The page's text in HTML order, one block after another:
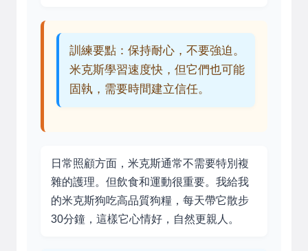
訓練要點：保持耐心，不要強迫。
米克斯學習速度快，但它們也可能
固執，需要時間建立信任。
日常照顧方面，米克斯通常不需要特別複
雜的護理。但飲食和運動很重要。我給我
的米克斯狗吃高品質狗糧，每天帶它散步
30分鐘，這樣它心情好，自然更親人。